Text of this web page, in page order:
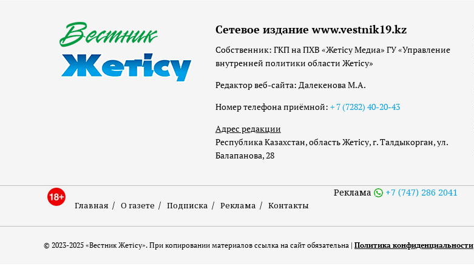
Сетевое издание www.vestnik19.kz
Собственник: ГКП на ПХВ «Жетісу Медиа» ГУ «Управление
внутренней политики области Жетісу»
Редактор веб-сайта: Далекенова М.А.
Номер телефона приёмной: + 7 (7282) 40-20-43
Адрес редакции
Республика Казахстан, область Жетісу, г. Талдыкорган, ул.
Балапанова, 28
Главная О газете Подписка Реклама Контакты
Реклама +7 (747) 286 2041
© 2023-2025 «Вестник Жетісу». При копировании материалов ссылка на сайт обязательна | Политика конфиденциальности